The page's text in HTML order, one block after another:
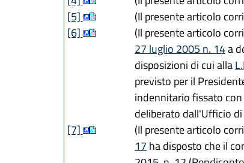
[5]
(Il presente articolo
[6]
(Il presente articolo
27 luglio 2005 n. 14a
disposizioni di cui alla
previsto per il
indennitario fissato
deliberato dall'Ufficio di
[7]
(Il presente articolo
17 ha disposto che il